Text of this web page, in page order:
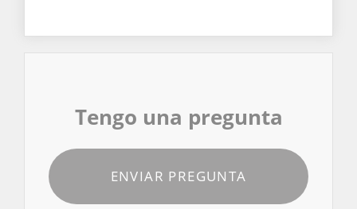
Tengo una pregunta
ENVIAR PREGUNTA